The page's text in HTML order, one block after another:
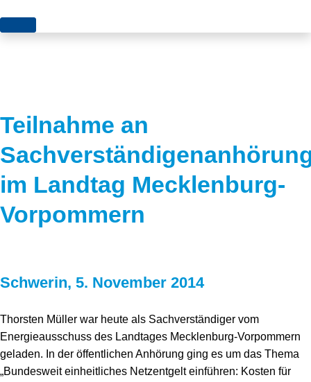
Themen
Flächen
Genehmigungen
Grundsatzfragen
Märkte
Sektorenkopplung
Speicher
Stromerzeugung
News
Blog
Karriere
Über uns
Team
Forschungsnetzwerk
Bibliothek
Teilnahme an
im Landtag Mecklenburg-
Vorpommern
Schwerin, 5. November 2014
Thorsten Müller war heute als Sachverständiger vom
Energieausschuss des Landtages Mecklenburg-Vorpommern
geladen. In der öffentlichen Anhörung ging es um das Thema
„Bundesweit einheitliches Netzentgelt einführen: Kosten für